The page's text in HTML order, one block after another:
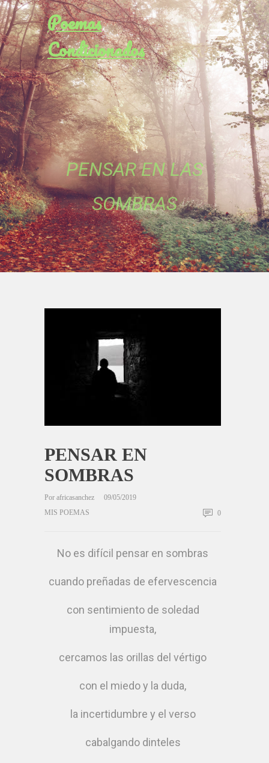
Poemas
Condicionados
PENSAR EN LAS
SOMBRAS
PENSAR EN
SOMBRAS
Por africasanchez
09/05/2019
MIS POEMAS
0
No es difícil pensar en sombras
cuando preñadas de efervescencia
con sentimiento de soledad
impuesta,
cercamos las orillas del vértigo
con el miedo y la duda,
la incertidumbre y el verso
cabalgando dinteles